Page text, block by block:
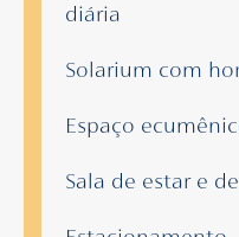
diária
Solarium com
Espaço
Sala de estar e